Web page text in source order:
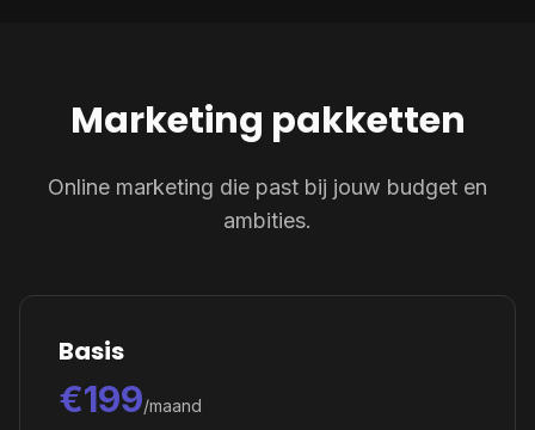
Marketing pakketten
Online marketing die past bij jouw budget en
ambities.
Basis
€199/maand